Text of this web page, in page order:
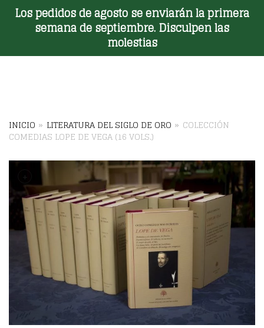
Los pedidos de agosto se enviarán la primera
semana de septiembre. Disculpen las
molestias
Toggle Menu
INICIO » LITERATURA DEL SIGLO DE ORO » COLECCIÓN
COMEDIAS LOPE DE VEGA (16 VOLS.)
+